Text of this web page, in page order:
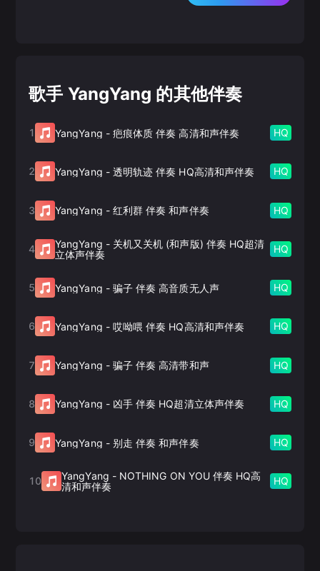
歌手 YangYang 的其他伴奏
1 YangYang - 疤痕体质 伴奏 高清和声伴奏 HQ
2 YangYang - 透明轨迹 伴奏 HQ高清和声伴奏 HQ
3 YangYang - 红利群 伴奏 和声伴奏 HQ
4 YangYang - 关机又关机 (和声版) 伴奏 HQ超清
立体声伴奏
HQ
5 YangYang - 骗子 伴奏 高音质无人声 HQ
6 YangYang - 哎呦喂 伴奏 HQ高清和声伴奏 HQ
7 YangYang - 骗子 伴奏 高清带和声 HQ
8 YangYang - 凶手 伴奏 HQ超清立体声伴奏 HQ
9 YangYang - 别走 伴奏 和声伴奏 HQ
10 YangYang - NOTHING ON YOU 伴奏 HQ高
清和声伴奏
HQ